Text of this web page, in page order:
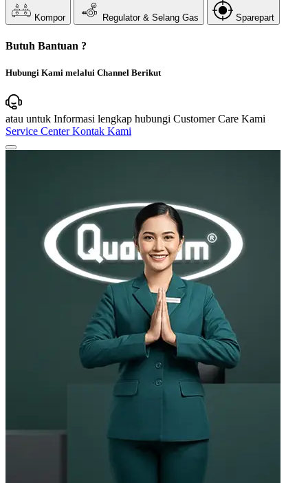
Kompor Regulator & Selang Gas Sparepart
Butuh Bantuan ?
Hubungi Kami melalui Channel Berikut
atau untuk Informasi lengkap hubungi Customer Care Kami
Service CenterKontak Kami